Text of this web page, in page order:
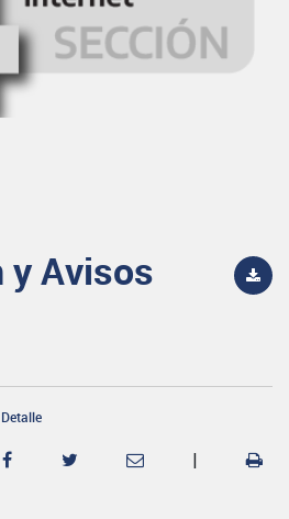
y Avisos
Detalle
|